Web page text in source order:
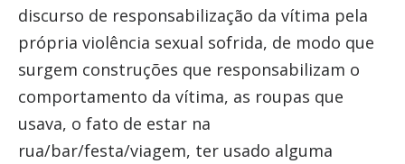
discurso de responsabilização da vítima pela
própria violência sexual sofrida, de modo que
surgem construções que responsabilizam o
comportamento da vítima, as roupas que
usava, o fato de estar na
rua/bar/festa/viagem, ter usado alguma